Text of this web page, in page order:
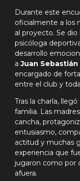
Durante este
oficialmente a los
al proyecto. Se dio
psicóloga
desarrollo
aJuan
encargado de
entre el club y
Tras la charla,
familia. Las
cancha,
entusiasmo,
actitud y muchas
experiencia que
jugaron como por
afuera.